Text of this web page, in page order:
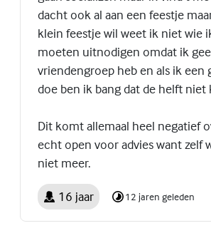
dacht ook al aan een feestje
klein feestje wil weet ik niet wie
moeten uitnodigen omdat ik
vriendengroep heb en als ik een
doe ben ik bang dat de helft niet
Dit komt allemaal heel negatief
echt open voor advies want zelf
niet meer.
16 jaar 12 jaren geleden